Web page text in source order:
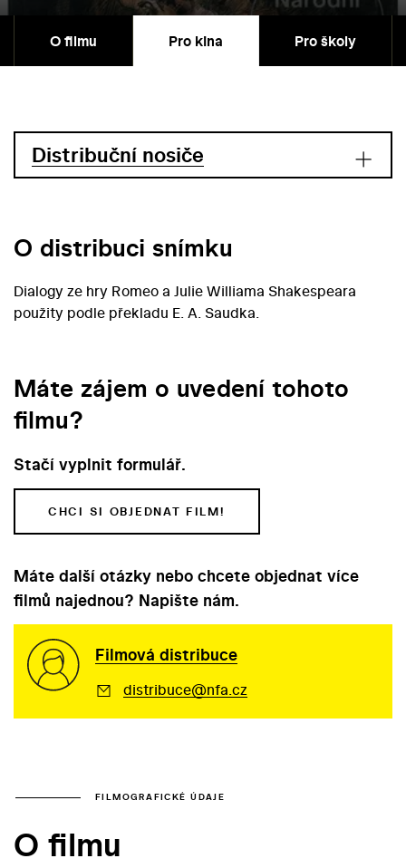
O filmu Pro kina Pro školy
Distribuční nosiče
O distribuci snímku
Dialogy ze hry Romeo a Julie Williama Shakespeara
použity podle překladu E. A. Saudka.
Máte zájem o uvedení tohoto
filmu?
Stačí vyplnit formulář.
CHCI SI OBJEDNAT FILM!
Máte další otázky nebo chcete objednat více
filmů najednou? Napište nám.
Filmová distribuce
distribuce@nfa.cz
FILMOGRAFICKÉ ÚDAJE
O filmu